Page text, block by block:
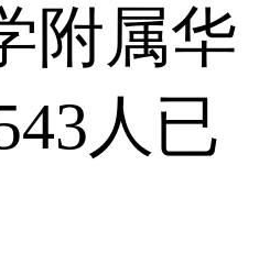
附属华
人已